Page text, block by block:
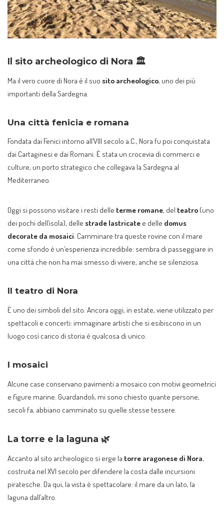
Il sito archeologico di Nora 🏛️
Ma il vero cuore di Nora è il suo sito archeologico, uno dei più
importanti della Sardegna.
Una città fenicia e romana
Fondata dai Fenici intorno all’VIII secolo a.C., Nora fu poi conquistata
dai Cartaginesi e dai Romani. È stata un crocevia di commerci e
culture, un porto strategico che collegava la Sardegna al
Mediterraneo.
Oggi si possono visitare i resti delle terme romane, del teatro (uno
dei pochi dell’isola), delle strade lastricate e delle domus
decorate da mosaici. Camminare tra queste rovine con il mare
come sfondo è un’esperienza incredibile: sembra di passeggiare in
una città che non ha mai smesso di vivere, anche se silenziosa.
Il teatro di Nora
È uno dei simboli del sito. Ancora oggi, in estate, viene utilizzato per
spettacoli e concerti: immaginare artisti che si esibiscono in un
luogo così carico di storia è qualcosa di unico.
I mosaici
Alcune case conservano pavimenti a mosaico con motivi geometrici
e figure marine. Guardandoli, mi sono chiesto quante persone,
secoli fa, abbiano camminato su quelle stesse tessere.
La torre e la laguna 🌿
Accanto al sito archeologico si erge la torre aragonese di Nora,
costruita nel XVI secolo per difendere la costa dalle incursioni
piratesche. Da qui, la vista è spettacolare: il mare da un lato, la
laguna dall’altro.